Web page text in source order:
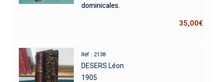
dominicales.
35,00€
Réf : 2138
DESERS Léon
1905